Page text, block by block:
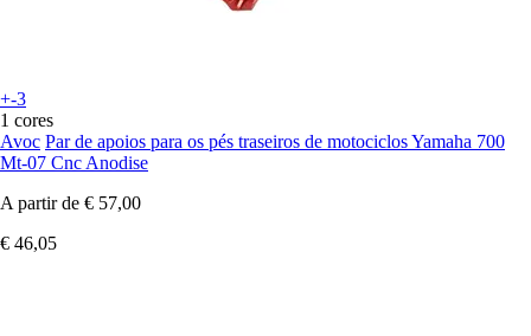
+-3
1 cores
Avoc Par de apoios para os pés traseiros de motociclos Yamaha 700
Mt-07 Cnc Anodise
A partir de € 57,00
€ 46,05